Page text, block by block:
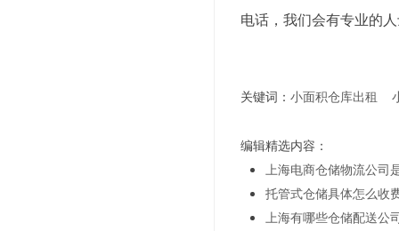
电话，我们会有专业的
关键词： 小面积仓库出租
编辑精选内容：
上海电商仓储物流公司
托管式仓储具体怎么收
上海有哪些仓储配送公